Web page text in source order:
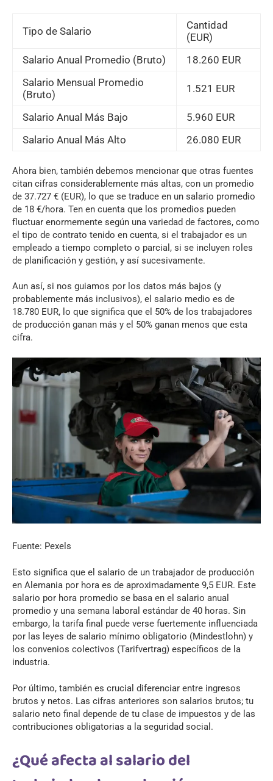
Tipo de Salario
Cantidad
(EUR)
Salario Anual Promedio (Bruto)
18.260 EUR
Salario Mensual Promedio
(Bruto)
1.521 EUR
Salario Anual Más Bajo
5.960 EUR
Salario Anual Más Alto
26.080 EUR
Ahora bien, también debemos mencionar que otras fuentes
citan cifras considerablemente más altas, con un promedio
de 37.727 € (EUR), lo que se traduce en un salario promedio
de 18 €/hora. Ten en cuenta que los promedios pueden
fluctuar enormemente según una variedad de factores, como
el tipo de contrato tenido en cuenta, si el trabajador es un
empleado a tiempo completo o parcial, si se incluyen roles
de planificación y gestión, y así sucesivamente.
Aun así, si nos guiamos por los datos más bajos (y
probablemente más inclusivos), el salario medio es de
18.780 EUR, lo que significa que el 50% de los trabajadores
de producción ganan más y el 50% ganan menos que esta
cifra.
Fuente: Pexels
Esto significa que el salario de un trabajador de producción
en Alemania por hora es de aproximadamente 9,5 EUR. Este
salario por hora promedio se basa en el salario anual
promedio y una semana laboral estándar de 40 horas. Sin
embargo, la tarifa final puede verse fuertemente influenciada
por las leyes de salario mínimo obligatorio (Mindestlohn) y
los convenios colectivos (Tarifvertrag) específicos de la
industria.
Por último, también es crucial diferenciar entre ingresos
brutos y netos. Las cifras anteriores son salarios brutos; tu
salario neto final depende de tu clase de impuestos y de las
contribuciones obligatorias a la seguridad social.
¿Qué afecta al salario del